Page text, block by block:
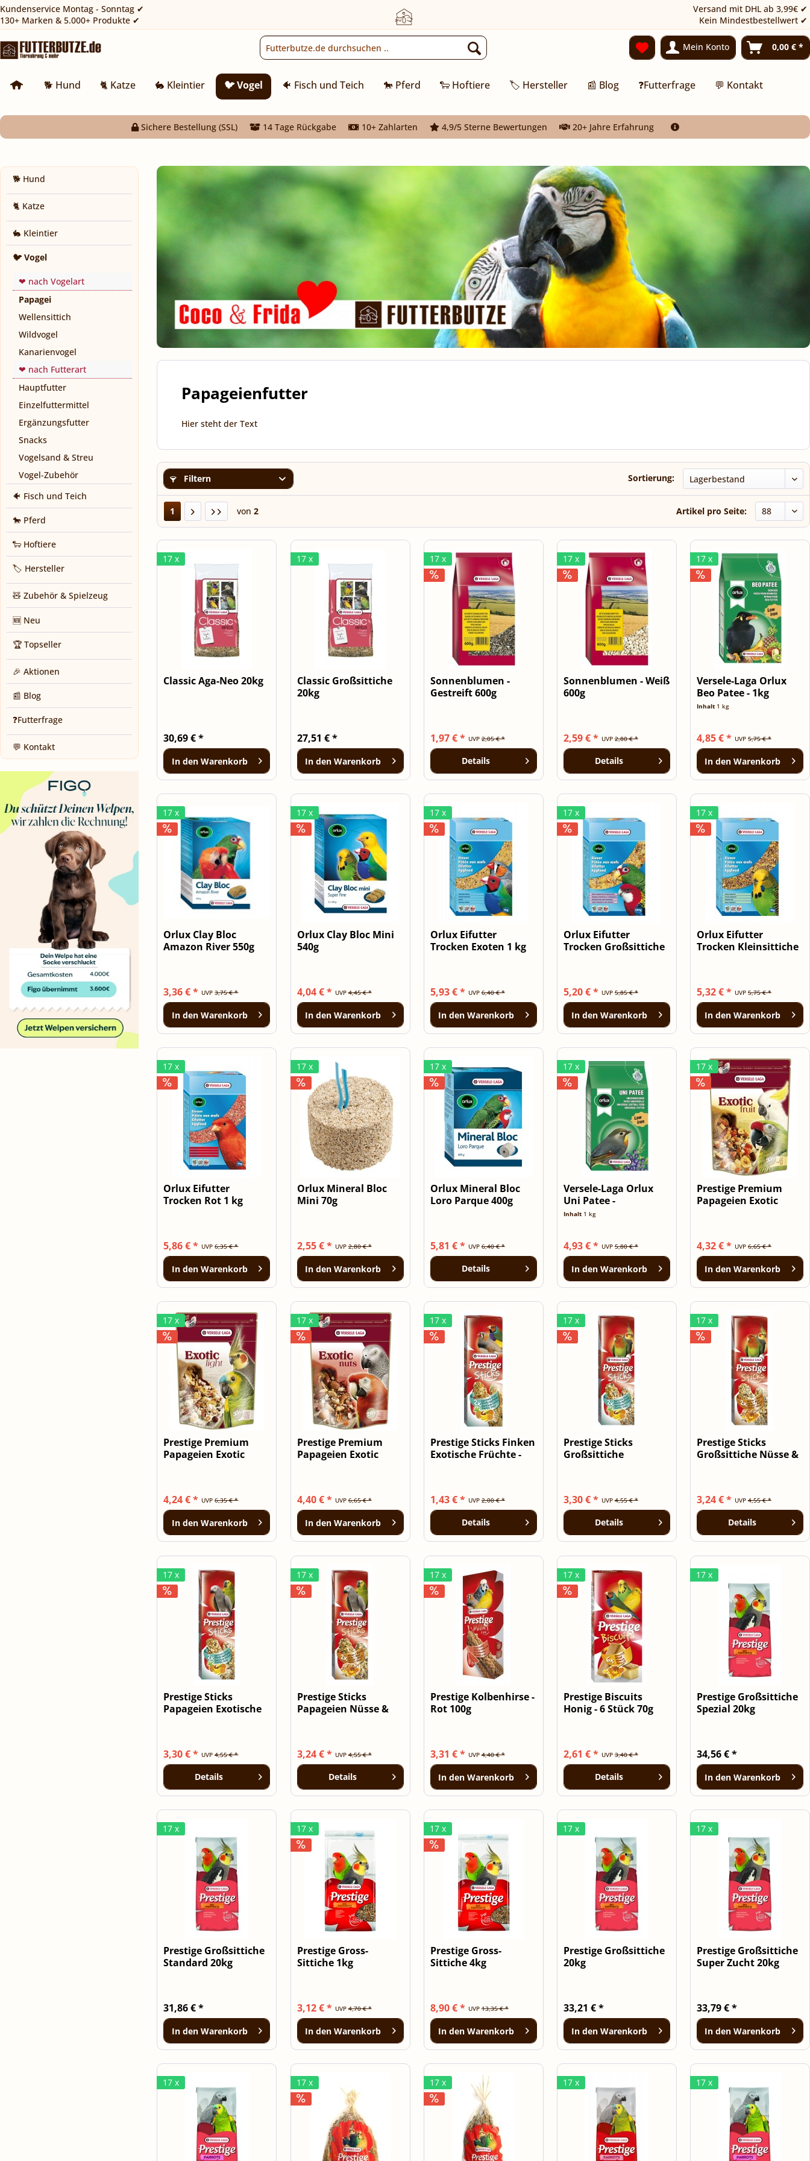
Kundenservice Montag - Sonntag ✔
130+ Marken & 5.000+ Produkte ✔
Versand mit DHL ab 3,99€ ✔
Kein Mindestbestellwert ✔
Mein Konto 0,00 € *
🐕 Hund 🐈 Katze 🐇 Kleintier 🐦 Vogel 🐠 Fisch und Teich 🐎 Pferd 🐑 Hoftiere 🏷️ Hersteller 📰 Blog ❓Futterfrage 💬 Kontakt
Sichere Bestellung (SSL) 14 Tage Rückgabe 10+ Zahlarten 4,9/5 Sterne Bewertungen 20+ Jahre Erfahrung
🐕 Hund
🐈 Katze
🐇 Kleintier
🐦 Vogel
❤ nach Vogelart
Papagei
Wellensittich
Wildvogel
Kanarienvogel
❤ nach Futterart
Hauptfutter
Einzelfuttermittel
Ergänzungsfutter
Snacks
Vogelsand & Streu
Vogel-Zubehör
🐠 Fisch und Teich
🐎 Pferd
🐑 Hoftiere
🏷️ Hersteller
🧸 Zubehör & Spielzeug
🆕 Neu
🏆 Topseller
🎉 Aktionen
📰 Blog
❓Futterfrage
💬 Kontakt
Papageienfutter
Hier steht der Text
Filtern Sortierung:
1 von 2 Artikel pro Seite:
17 x
Classic Aga-Neo 20kg
30,69 € *
In den Warenkorb
17 x
Classic Großsittiche
20kg
27,51 € *
In den Warenkorb
17 x
Sonnenblumen -
Gestreift 600g
UVP2,05 € *
1,97 € *
Details
17 x
Sonnenblumen - Weiß
600g
UVP2,80 € *
2,59 € *
Details
17 x
Versele-Laga Orlux
Beo Patee - 1kg
Frischekarton
Inhalt 1 kg
UVP 5,75 € *
4,85 € *
In den Warenkorb
17 x
Orlux Clay Bloc
Amazon River 550g
UVP3,75 € *
3,36 € *
In den Warenkorb
17 x
Orlux Clay Bloc Mini
540g
UVP4,45 € *
4,04 € *
In den Warenkorb
17 x
Orlux Eifutter
Trocken Exoten 1 kg
UVP6,40 € *
5,93 € *
In den Warenkorb
17 x
Orlux Eifutter
Trocken Großsittiche
UVP5,85 € *
5,20 € *
In den Warenkorb
17 x
Orlux Eifutter
Trocken Kleinsittiche
UVP 5,75 € *
5,32 € *
In den Warenkorb
17 x
Orlux Eifutter
Trocken Rot 1 kg
UVP6,35 € *
5,86 € *
In den Warenkorb
17 x
Orlux Mineral Bloc
Mini 70g
UVP2,80 € *
2,55 € *
In den Warenkorb
17 x
Orlux Mineral Bloc
Loro Parque 400g
UVP6,40 € *
5,81 € *
Details
17 x
Versele-Laga Orlux
Uni Patee -
Universal...
Inhalt 1 kg
UVP5,80 € *
4,93 € *
In den Warenkorb
17 x
Prestige Premium
Papageien Exotic
UVP 6,65 € *
4,32 € *
In den Warenkorb
17 x
Prestige Premium
Papageien Exotic
UVP6,35 € *
4,24 € *
In den Warenkorb
17 x
Prestige Premium
Papageien Exotic
UVP6,65 € *
4,40 € *
In den Warenkorb
17 x
Prestige Sticks Finken
Exotische Früchte -
UVP2,00 € *
1,43 € *
Details
17 x
Prestige Sticks
Großsittiche
UVP4,55 € *
3,30 € *
Details
17 x
Prestige Sticks
Großsittiche Nüsse &
UVP 4,55 € *
3,24 € *
Details
17 x
Prestige Sticks
Papageien Exotische
UVP4,55 € *
3,30 € *
Details
17 x
Prestige Sticks
Papageien Nüsse &
UVP4,55 € *
3,24 € *
Details
17 x
Prestige Kolbenhirse -
Rot 100g
UVP4,40 € *
3,31 € *
In den Warenkorb
17 x
Prestige Biscuits
Honig - 6 Stück 70g
UVP3,40 € *
2,61 € *
Details
17 x
Prestige Großsittiche
Spezial 20kg
34,56 € *
In den Warenkorb
17 x
Prestige Großsittiche
Standard 20kg
31,86 € *
In den Warenkorb
17 x
Prestige Gross-
Sittiche 1kg
UVP4,70 € *
3,12 € *
In den Warenkorb
17 x
Prestige Gross-
Sittiche 4kg
UVP13,35 € *
8,90 € *
In den Warenkorb
17 x
Prestige Großsittiche
20kg
33,21 € *
In den Warenkorb
17 x
Prestige Großsittiche
Super Zucht 20kg
33,79 € *
In den Warenkorb
17 x 17 x 17 x 17 x 17 x